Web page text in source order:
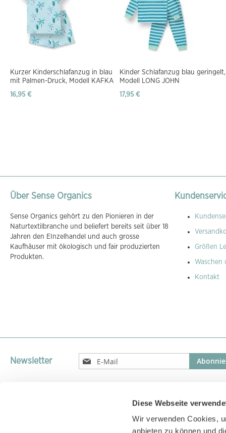
Diese Webseite
Wir verwenden Cookies,
anbieten zu können und
Kurzer Kinderschlafanzug in blau
mit Palmen-Druck, Modell KAFKA
16,95 €
Kinder Schlafanzug blau geringelt,
Modell LONG JOHN
17,95 €
Über Sense Organics
Sense Organics gehört zu den Pionieren in der
Naturtextilbranche und beliefert bereits seit über 18
Jahren den EInzelhandel und auch grosse
Kaufhäuser mit ökologisch und fair produzierten
Produkten.
Größen
Waschen
Kontakt
Newsletter
Melden
Sie
Versand unserer Pakete mit GLS, DPD, UPS oder DHL